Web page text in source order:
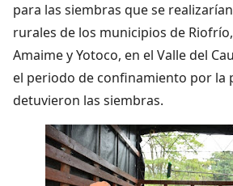
para las siembras que se
rurales de los municipios de
Amaime y Yotoco, en el Valle del
el periodo de confinamiento por la
detuvieron las siembras.